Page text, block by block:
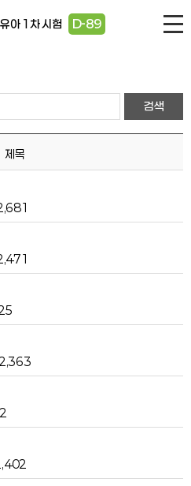
유아 1차 시험 D-89
제목